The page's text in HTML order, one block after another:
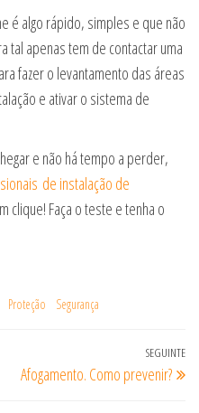
é algo rápido, simples e que não
tal apenas tem de contactar uma
fazer o levantamento das áreas
e ativar o sistema de
e não há tempo a perder,
de instalação de
clique! Faça o teste e tenha o
Proteção Segurança
SEGUINTE
Afogamento. Como prevenir?